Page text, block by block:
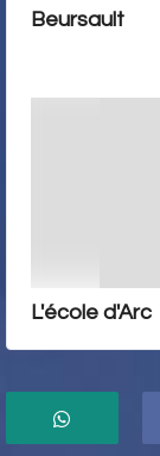
Beursault
L'école d'Arc